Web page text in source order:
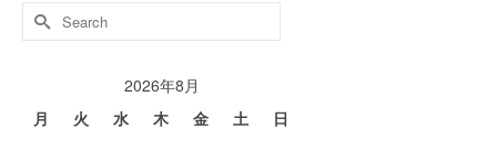
Search
for:
2026年8月
月
火 水 木 金 土
日